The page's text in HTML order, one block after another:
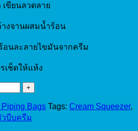
ขียนลวดลาย
งจานผสมน้ำร้อน
อนละลายไขมันจากครีม
เช็ดให้แห้ง
Piping Bags Tags: Cream Squeezer,
วบีบครีม